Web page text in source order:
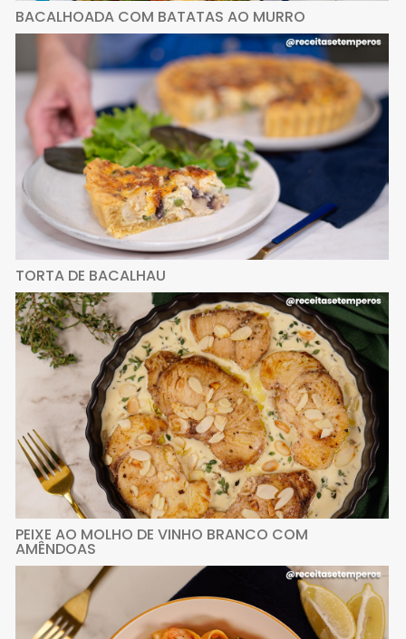
BACALHOADA COM BATATAS AO MURRO
TORTA DE BACALHAU
PEIXE AO MOLHO DE VINHO BRANCO COM
AMÊNDOAS